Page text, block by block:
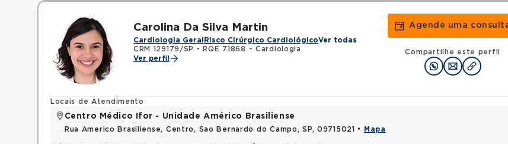
Carolina Da Silva Martin
Cardiologia Geral Risco Cirúrgico CardiológicoVer todas
CRM 129179/SP
•
RQE 71868 - Cardiologia
Ver perfil
Agende uma
Compartilhe este perfil
Locais de Atendimento
Centro Médico Ifor - Unidade Américo Brasiliense
Rua Americo Brasiliense, Centro, Sao Bernardo do Campo, SP, 09715021 • Mapa